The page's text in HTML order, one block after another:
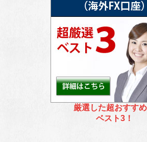
厳選した超おすすめ
ベスト3！